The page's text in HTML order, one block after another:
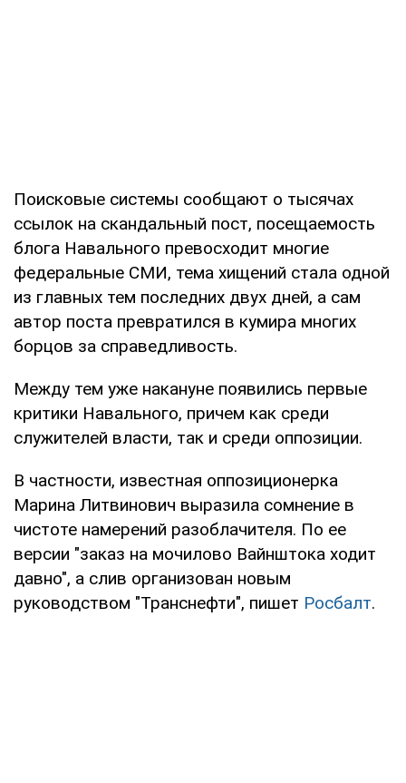
Поисковые системы сообщают о тысячах
ссылок на скандальный пост, посещаемость
блога Навального превосходит многие
федеральные СМИ, тема хищений стала одной
из главных тем последних двух дней, а сам
автор поста превратился в кумира многих
борцов за справедливость.
Между тем уже накануне появились первые
критики Навального, причем как среди
служителей власти, так и среди оппозиции.
В частности, известная оппозиционерка
Марина Литвинович выразила сомнение в
чистоте намерений разоблачителя. По ее
версии "заказ на мочилово Вайнштока ходит
давно", а слив организован новым
руководством "Транснефти", пишет Росбалт.